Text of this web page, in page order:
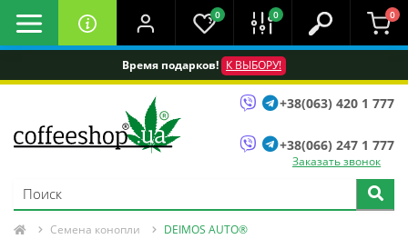
Время подарков! К ВЫБОРУ!
0 0 0
+38(063) 420 1 777
+38(066) 247 1 777
Заказать звонок
Семена конопли DEIMOS AUTO®